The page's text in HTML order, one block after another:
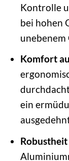
Kontrolle
bei hohen
unebenem
Komfort
ein